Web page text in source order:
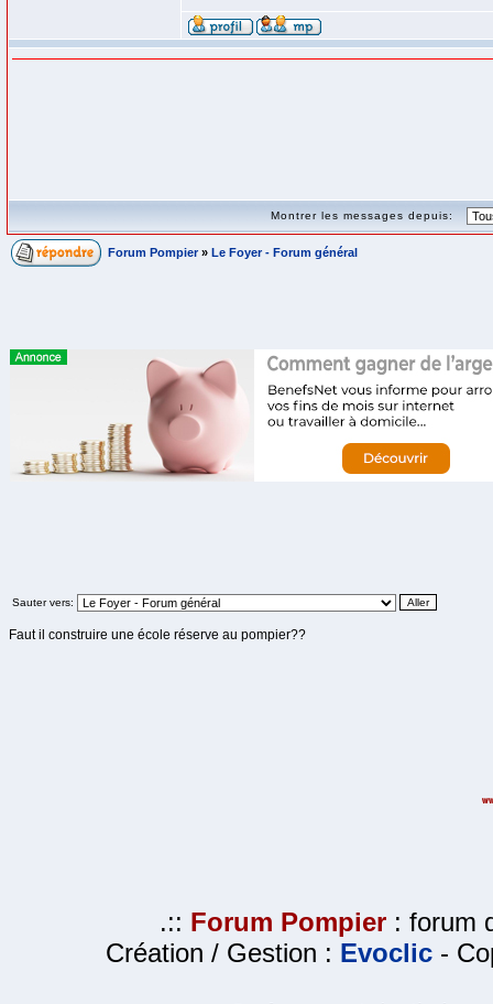
Montrer les messages depuis:
Forum Pompier » Le Foyer - Forum général
Sauter vers:
Faut il construire une école réserve au pompier??
.:: Forum Pompier : forum
Création / Gestion : Evoclic -